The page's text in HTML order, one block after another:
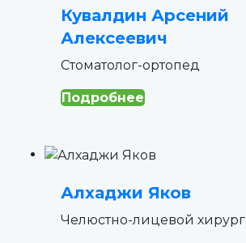
Кувалдин Арсений
Алексеевич
Стоматолог-ортопед
Подробнее
Алхаджи Яков
Челюстно-лицевой хирург